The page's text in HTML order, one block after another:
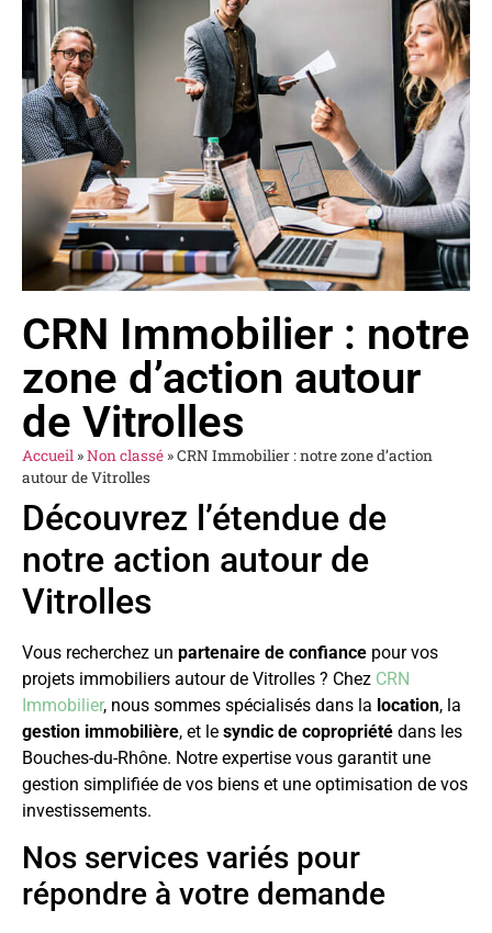
CRN Immobilier : notre
zone d’action autour
de Vitrolles
Accueil »Non classé »CRN Immobilier : notre zone d’action
autour de Vitrolles
Découvrez l’étendue de
notre action autour de
Vitrolles
Vous recherchez un partenaire de confiance pour vos
projets immobiliers autour de Vitrolles ? Chez CRN
Immobilier, nous sommes spécialisés dans la location, la
gestion immobilière, et le syndic de copropriété dans les
Bouches-du-Rhône. Notre expertise vous garantit une
gestion simplifiée de vos biens et une optimisation de vos
investissements.
Nos services variés pour
répondre à votre demande